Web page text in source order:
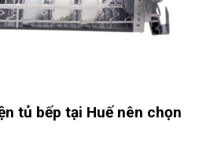
tủ bếp tại Huế nên chọn